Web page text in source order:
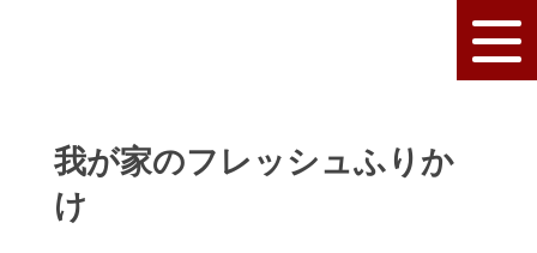
我が家のフレッシュふりか
け